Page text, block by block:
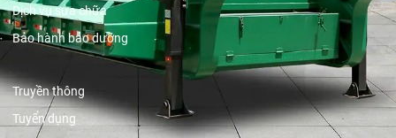
Dịch vụ sửa chữa
Bảo hành bảo dưỡng
Truyền thông
Tuyển dụng